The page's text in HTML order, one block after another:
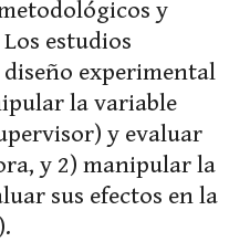
y
estudios
experimental
la variable
y evaluar
y 2) manipular la
sus efectos en la